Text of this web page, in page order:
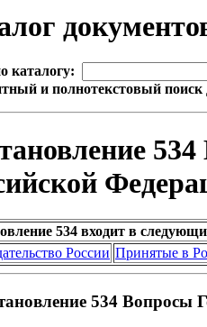
каталогу:
и полнотекстовый поиск
534 входит в
России Принятые в
534 Вопросы